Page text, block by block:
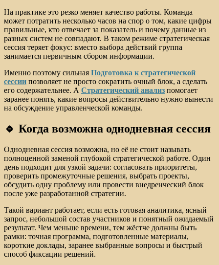
На практике это резко меняет качество работы. Команда
может потратить несколько часов на спор о том, какие цифры
правильные, кто отвечает за показатель и почему данные из
разных систем не совпадают. В таком режиме стратегическая
сессия теряет фокус: вместо выбора действий группа
занимается первичным сбором информации.
Именно поэтому сильная Подготовка к стратегической
сессии позволяет не просто сократить очный блок, а сделать
его содержательнее. А Стратегический анализ помогает
заранее понять, какие вопросы действительно нужно вынести
на обсуждение управленческой команды.
🔹 Когда возможна однодневная сессия
Однодневная сессия возможна, но её не стоит называть
полноценной заменой глубокой стратегической работе. Один
день подходит для узкой задачи: согласовать приоритеты,
проверить промежуточные решения, выбрать проекты,
обсудить одну проблему или провести внедренческий блок
после уже разработанной стратегии.
Такой вариант работает, если есть готовая аналитика, ясный
запрос, небольшой состав участников и понятный ожидаемый
результат. Чем меньше времени, тем жёстче должны быть
рамки: точная программа, подготовленные материалы,
короткие доклады, заранее выбранные вопросы и быстрый
способ фиксации решений.